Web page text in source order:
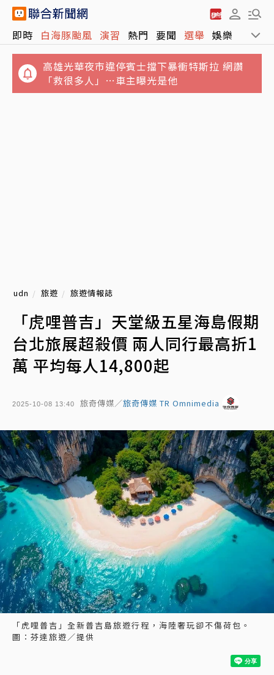
即時 白海豚颱風 演習 熱門 要聞 選舉 娛樂 運動
高雄光華夜市違停賓士擋下暴衝特斯拉 網讚
「救很多人」…車主曝光是他
udn 旅遊 旅遊情報誌
「虎哩普吉」天堂級五星海島假期
台北旅展超殺價 兩人同行最高折1
萬 平均每人14,800起
2025-10-08 13:40 旅奇傳媒／旅奇傳媒 TR Omnimedia
「虎哩普吉」全新普吉島旅遊行程，海陸奢玩卻不傷荷包。
圖：芬達旅遊／提供